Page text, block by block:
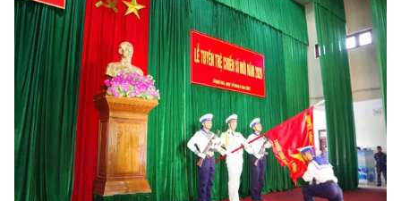
Khán giả
Giải sao mai
Sao
Du lịch
Làm đẹp
Chất lượng cuộc sống
Giáo dục
Tuyển sinh
Học trực tuyến
Công nghệ
Hitech Công nghệ tương lai
Sản phẩm
Thị trường
Giao lưu trực tuyến
Lịch phát sóng